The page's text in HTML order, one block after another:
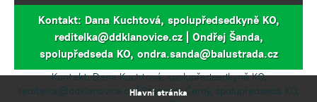
Kontakt: Dana Kuchtová, spolupředsedkyně KO,
reditelka@ddklanovice.cz | Ondřej Šanda,
spolupředseda KO, ondra.sanda@balustrada.cz
Kontakt: Dana Kuchtová, spolupředsedkyně KO,
reditelka@ddklanovice.cz | Stanislav Černý, spolupředseda KO,
Hlavní stránka